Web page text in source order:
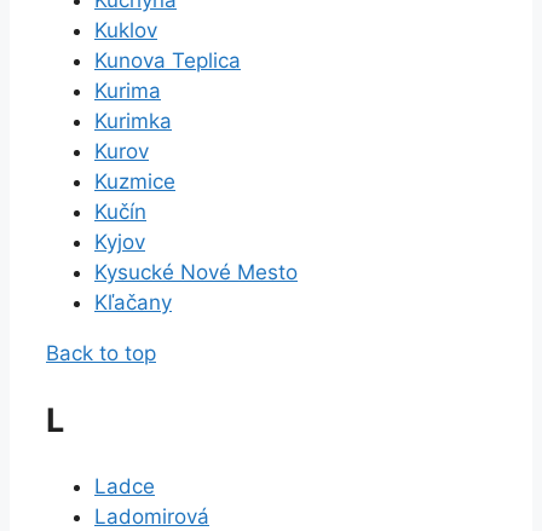
Kuklov
Kunova Teplica
Kurima
Kurimka
Kurov
Kuzmice
Kučín
Kyjov
Kysucké Nové Mesto
Kľačany
Back to top
L
Ladce
Ladomirová